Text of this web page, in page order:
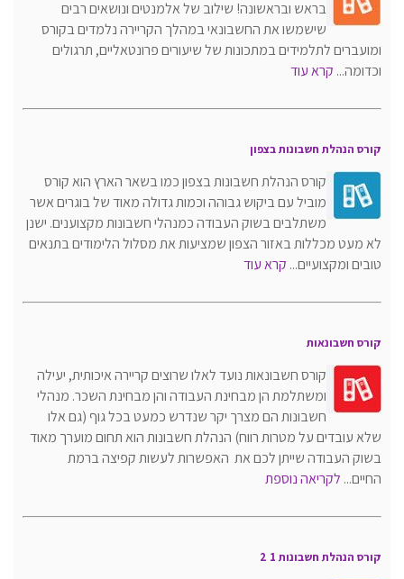
בראש ובראשונה! שילוב של אלמנטים ונושאים רבים
שישמשו את החשבונאי במהלך הקריירה נלמדים בקורס
ומועברים לתלמידים במתכונות של שיעורים פרונטאליים, תרגולים
וכדומה... קרא עוד
קורס הנהלת חשבונות בצפון
קורס הנהלת חשבונות בצפון כמו בשאר הארץ הוא קורס
מוביל עם ביקוש גבוהה וכמות גדולה מאוד של בוגרים אשר
משתלבים בשוק העבודה כמנהלי חשבונות מקצוענים. ישנן
לא מעט מכללות באזור הצפון שמציעות את מסלול הלימודים בתנאים
טובים ומקצועיים... קרא עוד
קורס חשבונאות
קורס חשבונאות נועד לאלו שרוצים קריירה איכותית, יעילה
ומשתלמת הן מבחינת העבודה והן מבחינת השכר. מנהלי
חשבונות הם מצרך יקר שנדרש כמעט בכל גוף (גם אלו
שלא עובדים על מטרות רווח) הנהלת חשבונות הוא תחום מוערך מאוד
בשוק העבודה שייתן לכם את האפשרות לעשות קפיצה ברמת
החיים... לקריאה נוספת
קורס הנהלת חשבונות 1 2